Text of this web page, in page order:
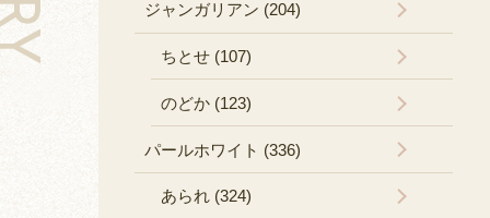
ジャンガリアン (204)
ちとせ (107)
のどか (123)
パールホワイト (336)
あられ (324)